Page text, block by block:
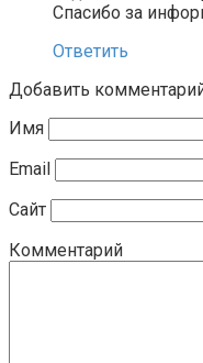
Спасибо за
Ответить
Добавить
Имя
Email
Сайт
Комментарий